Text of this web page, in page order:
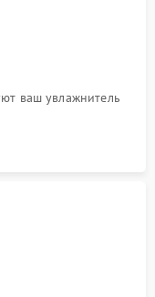
ваш увлажнитель